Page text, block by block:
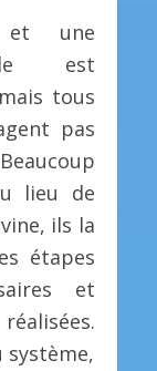
et une
est
tous
pas
lieu de
ils la
étapes
et
système,